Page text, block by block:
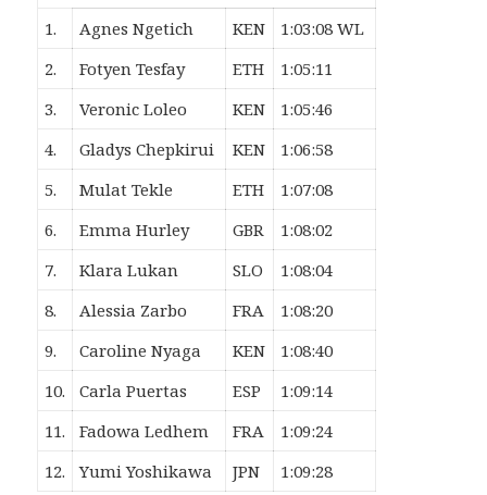
1.
Agnes Ngetich KEN
1:03:08 WL
2.
Fotyen Tesfay ETH
1:05:11
3.
Veronic Loleo KEN
1:05:46
4.
Gladys Chepkirui KEN
1:06:58
5.
Mulat Tekle ETH
1:07:08
6.
Emma Hurley GBR
1:08:02
7.
Klara Lukan SLO
1:08:04
8.
Alessia Zarbo FRA
1:08:20
9.
Caroline Nyaga KEN
1:08:40
10.
Carla Puertas ESP
1:09:14
11.
Fadowa Ledhem FRA
1:09:24
12.
Yumi Yoshikawa JPN 1:09:28